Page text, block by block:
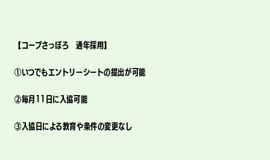
【コープさっぽろ 通年採用】
①いつでもエントリーシートの提出が可能
②毎月11日に入協可能
③入協日による教育や条件の変更なし